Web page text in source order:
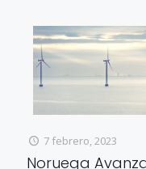
7 febrero, 2023
Noruega